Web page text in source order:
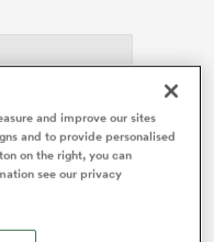
and improve our sites
and to provide personalised
on the right, you can
see our privacy